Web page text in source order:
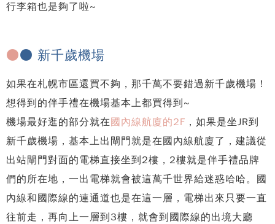
行李箱也是夠了啦~
●● 新千歲機場
如果在札幌市區還買不夠，那千萬不要錯過新千歲機場！
想得到的伴手禮在機場基本上都買得到~
機場最好逛的部分就在國內線航廈的2F ，如果是坐JR到
新千歲機場，基本上出閘門就是在國內線航廈了，建議從
出站閘門對面的電梯直接坐到2樓，2樓就是伴手禮品牌
們的所在地，一出電梯就會被這萬千世界給迷惑哈哈。國
內線和國際線的連通道也是在這一層，電梯出來只要一直
往前走，再向上一層到3樓，就會到國際線的出境大廳